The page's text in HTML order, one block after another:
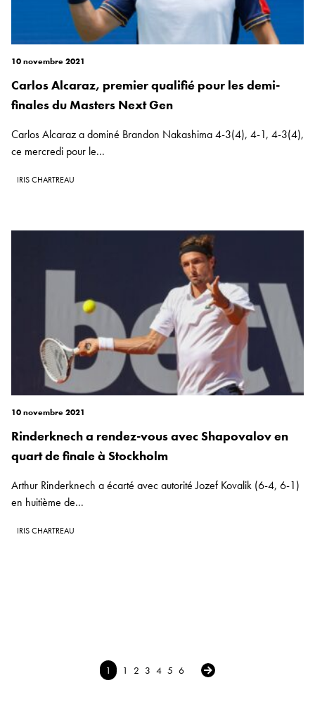
10 novembre 2021
Carlos Alcaraz, premier qualifié pour les demi-
finales du Masters Next Gen
Carlos Alcaraz a dominé Brandon Nakashima 4-3(4), 4-1, 4-3(4),
ce mercredi pour le...
IRIS CHARTREAU
10 novembre 2021
Rinderknech a rendez-vous avec Shapovalov en
quart de finale à Stockholm
Arthur Rinderknech a écarté avec autorité Jozef Kovalik (6-4, 6-1)
en huitième de...
IRIS CHARTREAU
1 1 2 3 4 5 6 Next →